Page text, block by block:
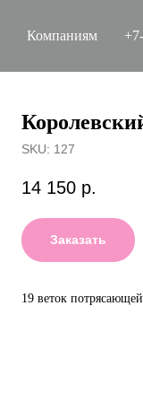
Компаниям
SKU: 127
14 150 р.
Заказать
19 веток